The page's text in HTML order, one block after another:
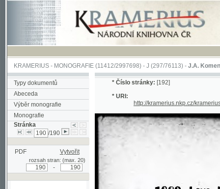
KRAMERIUS-MONOGRAFIE(11412/2997698) -J (297/76113)-J.A. Komenského
Typy dokumentů
Abeceda
Výběr monografie
Monografie
Stránka
/190
PDF Vytvořit
rozsah stran: (max. 20)
http://kramerius.nkp.cz/kramerius/